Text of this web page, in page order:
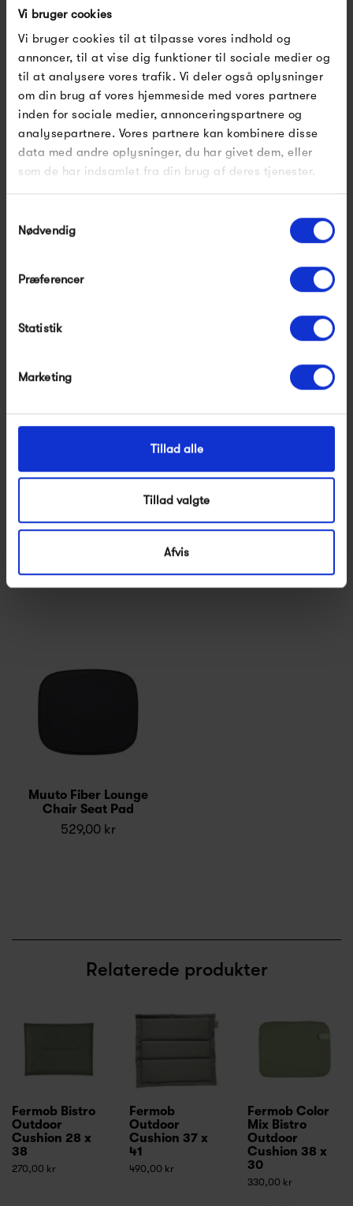
Vi bruger cookies
Vi bruger cookies til at tilpasse vores indhold og
annoncer, til at vise dig funktioner til sociale medier og
til at analysere vores trafik. Vi deler også oplysninger
om din brug af vores hjemmeside med vores partnere
inden for sociale medier, annonceringspartnere og
analysepartnere. Vores partnere kan kombinere disse
data med andre oplysninger, du har givet dem, eller
som de har indsamlet fra din brug af deres tjenester.
Nødvendig
Præferencer
Statistik
Marketing
Tillad alle
Tillad valgte
Afvis
Produkter fra samme kategori
Cushion 28 x 38
Fermob Outdoor Cushion
Fermob Color Mix Bistro
Outdoor Cushion 38 x 30
Normann Copenhagen
Form Hynde Læder
Muuto Fiber Lounge
Chair Seat Pad
529,00 kr
Relaterede produkter
Fermob Bistro
Outdoor
Cushion 28 x
38
270,00 kr
Fermob
Outdoor
Cushion 37 x
41
490,00 kr
Fermob Color
Mix Bistro
Outdoor
Cushion 38 x
30
330,00 kr